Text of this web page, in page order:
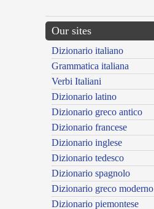
Our sites
Dizionario italiano
Grammatica italiana
Verbi Italiani
Dizionario latino
Dizionario greco antico
Dizionario francese
Dizionario inglese
Dizionario tedesco
Dizionario spagnolo
Dizionario greco moderno
Dizionario piemontese